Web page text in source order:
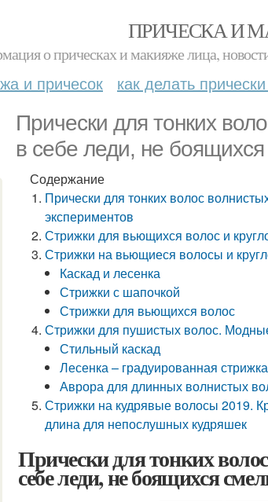
ПРИЧЕСКА И
о прическах и макияже лица,
и причесок как делать
Прически для тонких
в себе леди, не
Содержание
Прически для тонких волос
экспериментов
Стрижки для вьющихся волос и
Стрижки на вьющиеся волосы и
Каскад и лесенка
Стрижки с шапочкой
Стрижки для вьющихся волос
Стрижки для пушистых волос.
Стильный каскад
Лесенка – градуированная
Аврора для длинных волнистых
Стрижки на кудрявые волосы 2019.
длина для непослушных кудряшек
Прически для тонких
себе леди, не боящихся